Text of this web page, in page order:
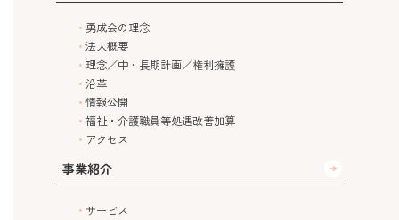
勇成会の理念
法人概要
理念／中・長期計画／権利擁護
沿革
情報公開
福祉・介護職員等処遇改善加算
アクセス
事業紹介
サービス